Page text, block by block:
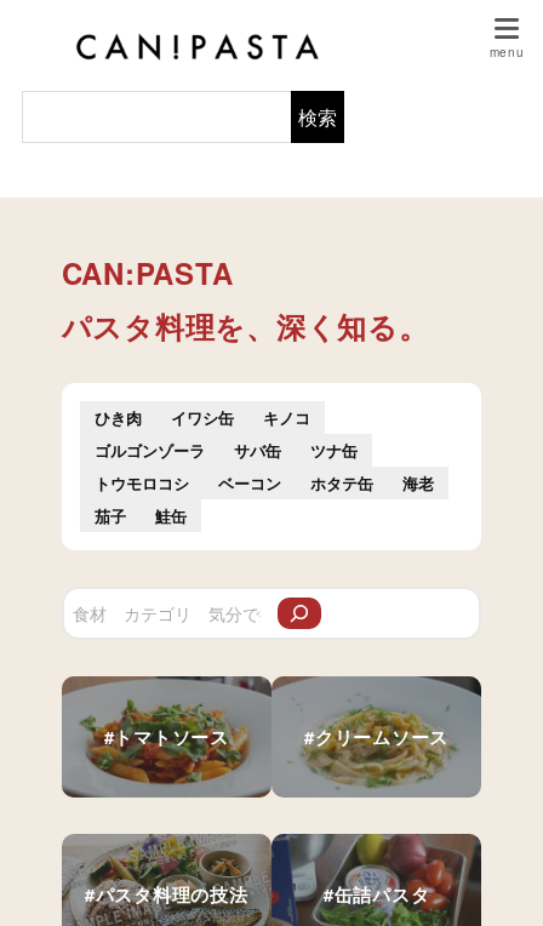
検索
CAN:PASTA
パスタ料理を、深く知る。
ひき肉 イワシ缶
キノコ
ゴルゴンゾーラ
サバ缶
ツナ缶
トウモロコシ
ベーコン ホタテ缶
海老
茄子
鮭缶
#トマトソース #クリームソース
#パスタ料理の技法 #缶詰パスタ